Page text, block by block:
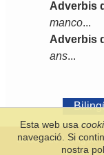
Adverbis
manco...
Adverbis
ans...
Secció de Llengua
Esta web usa
navegació. Si
nostra